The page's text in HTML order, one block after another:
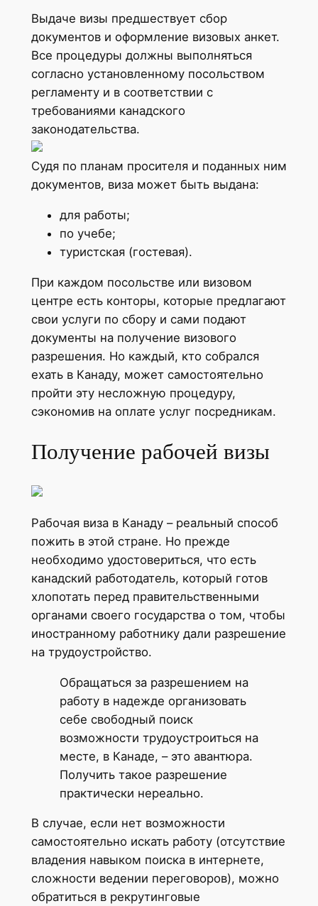
Выдаче визы предшествует сбор
документов и оформление визовых анкет.
Все процедуры должны выполняться
согласно установленному посольством
регламенту и в соответствии с
требованиями канадского
законодательства.
Судя по планам просителя и поданных ним
документов, виза может быть выдана:
для работы;
по учебе;
туристская (гостевая).
При каждом посольстве или визовом
центре есть конторы, которые предлагают
свои услуги по сбору и сами подают
документы на получение визового
разрешения. Но каждый, кто собрался
ехать в Канаду, может самостоятельно
пройти эту несложную процедуру,
сэкономив на оплате услуг посредникам.
Получение рабочей визы
Рабочая виза в Канаду – реальный способ
пожить в этой стране. Но прежде
необходимо удостовериться, что есть
канадский работодатель, который готов
хлопотать перед правительственными
органами своего государства о том, чтобы
иностранному работнику дали разрешение
на трудоустройство.
Обращаться за разрешением на
работу в надежде организовать
себе свободный поиск
возможности трудоустроиться на
месте, в Канаде, – это авантюра.
Получить такое разрешение
практически нереально.
В случае, если нет возможности
самостоятельно искать работу (отсутствие
владения навыком поиска в интернете,
сложности ведении переговоров), можно
обратиться в рекрутинговые